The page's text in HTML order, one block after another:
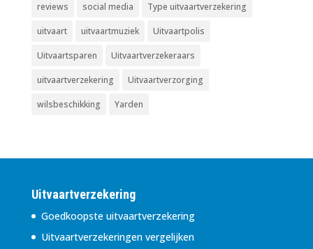
reviews social media Type uitvaartverzekering
uitvaart uitvaartmuziek Uitvaartpolis
Uitvaartsparen Uitvaartverzekeraars
uitvaartverzekering Uitvaartverzorging
wilsbeschikking Yarden
Uitvaartverzekering
Goedkoopste uitvaartverzekering
Uitvaartverzekeringen vergelijken